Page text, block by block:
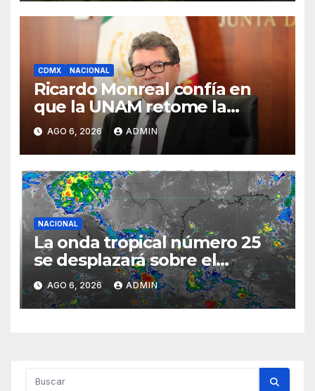
CDMX NACIONAL
Ricardo Monreal confía en
que la UNAM retome la
normalidad e inicie el
semestre mediante el diálogo
AGO 6, 2026 ADMIN
NACIONAL
La onda tropical número 25
se desplazará sobre el
sureste mexicano
AGO 6, 2026 ADMIN